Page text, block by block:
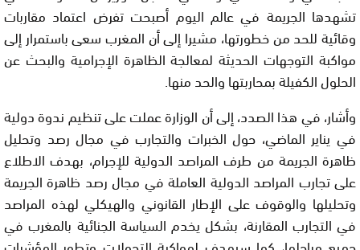
تشهدها الجريمة في عالم اليوم أصبحت تفرض اعتماد مقاربات
وقائية للحد من خطورتها، مشيرا إلى أن المغرب سعى باستمرار إلى
مواكبة التوجهات الحديثة لمعالجة الظاهرة الإجرامية والبحث عن
الحلول الكفيلة بمحاربتها والحد منها.
وأشار، في هذا الصدد، إلى أن الوزارة عملت على تنظيم ندوة دولية
في يناير الماضي، حول الخبرات والتجارب في مجال رصد وتحليل
ظاهرة الجريمة من طرف المراصد الدولية للإجرام، بهدف الاطلاع
على تجارب المراصد الدولية العاملة في مجال رصد ظاهرة الجريمة
وتحليلها والوقوف على الإطار القانوني والهيكلي لهذه المراصد
في التجارب المقارنة، بشكل يخدم السياسة الجنائية بالمغرب في